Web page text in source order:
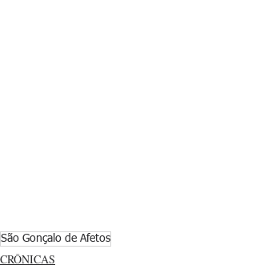
São Gonçalo de Afetos
CRÔNICAS